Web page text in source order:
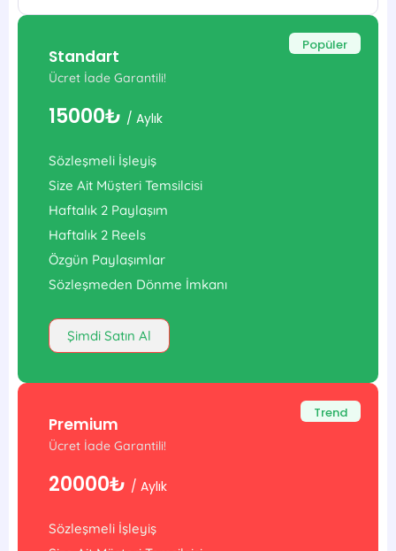
Standart
Popüler
Ücret İade Garantili!
15000₺ / Aylık
Sözleşmeli İşleyiş
Size Ait Müşteri Temsilcisi
Haftalık 2 Paylaşım
Haftalık 2 Reels
Özgün Paylaşımlar
Sözleşmeden Dönme İmkanı
Şimdi Satın Al
Premium
Trend
Ücret İade Garantili!
20000₺ / Aylık
Sözleşmeli İşleyiş